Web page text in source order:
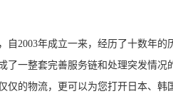
自2003年成立一来，经历了十数年
了一整套完善服务链和处理突发情
仅的物流，更可以为您打开日本、韩